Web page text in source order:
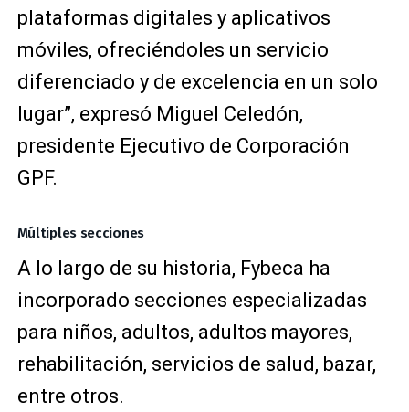
plataformas digitales y aplicativos
móviles, ofreciéndoles un servicio
diferenciado y de excelencia en un solo
lugar”, expresó Miguel Celedón,
presidente Ejecutivo de Corporación
GPF.
Múltiples secciones
A lo largo de su historia, Fybeca ha
incorporado secciones especializadas
para niños, adultos, adultos mayores,
rehabilitación, servicios de salud, bazar,
entre otros.